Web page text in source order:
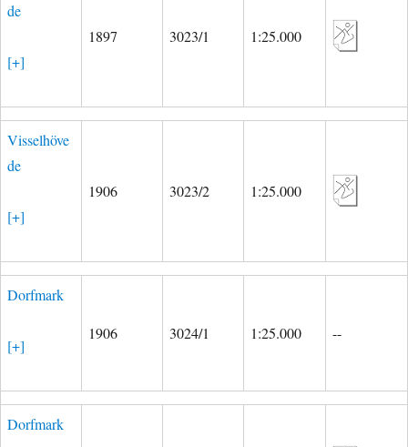
de
[+]
1897 3023/1 1:25.000
Visselhöve
de
[+]
1906 3023/2 1:25.000
Dorfmark
[+]
1906 3024/1 1:25.000 --
Dorfmark